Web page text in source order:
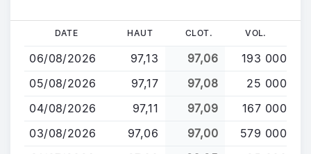
contenu
principal
DATE HAUT CLOT. VOL.
06/08/2026 97,13 97,06
193 000
05/08/2026
97,17 97,08
25 000
04/08/2026
97,11 97,09
167 000
03/08/2026
97,06 97,00
579 000